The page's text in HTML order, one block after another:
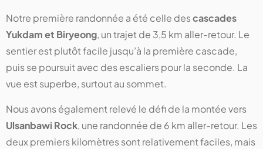
Notre première randonnée a été celle descascades
Yukdam et Biryeong, un trajet de 3,5 km aller-retour. Le
sentier est plutôt facile jusqu’à la première cascade,
puis se poursuit avec des escaliers pour la seconde. La
vue est superbe, surtout au sommet.
Nous avons également relevé le défi de la montée vers
Ulsanbawi Rock, une randonnée de 6 km aller-retour. Les
deux premiers kilomètres sont relativement faciles, mais